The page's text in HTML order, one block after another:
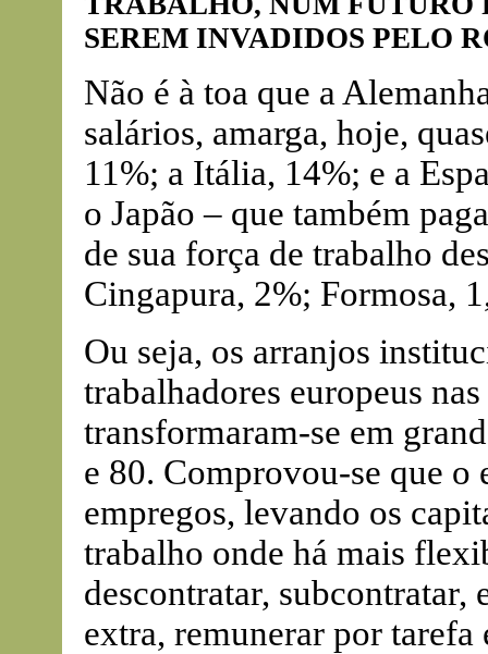
SEREM INVADIDOS PELO
Não é à toa que a
salários, amarga, hoje,
11%; a Itália, 14%; e a
o Japão – que também
de sua força de trabalho
Cingapura, 2%; Formosa,
Ou seja, os arranjos
trabalhadores europeus
transformaram-se em
e 80. Comprovou-se que o
empregos, levando os
trabalho onde há mais
descontratar, subcontratar,
extra, remunerar por tarefa